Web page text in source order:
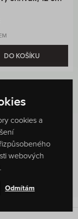
DO KOŠÍKU
cookies a
webových
Odmítám